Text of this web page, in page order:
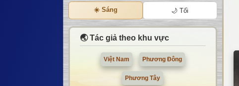
☀️ Sáng 🌙 Tối
🌏 Tác giả theo khu vực
Việt Nam Phương Đông
Phương Tây